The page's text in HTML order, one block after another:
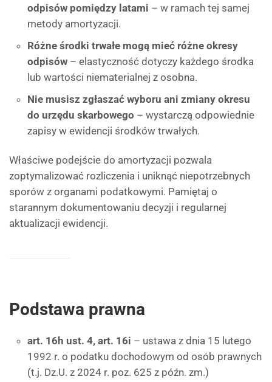
odpisów pomiędzy latami – w ramach tej samej
metody amortyzacji.
Różne środki trwałe mogą mieć różne okresy
odpisów – elastyczność dotyczy każdego środka
lub wartości niematerialnej z osobna.
Nie musisz zgłaszać wyboru ani zmiany okresu
do urzędu skarbowego – wystarczą odpowiednie
zapisy w ewidencji środków trwałych.
Właściwe podejście do amortyzacji pozwala
zoptymalizować rozliczenia i uniknąć niepotrzebnych
sporów z organami podatkowymi. Pamiętaj o
starannym dokumentowaniu decyzji i regularnej
aktualizacji ewidencji.
Podstawa prawna
art. 16h ust. 4, art. 16i – ustawa z dnia 15 lutego
1992 r. o podatku dochodowym od osób prawnych
(t.j. Dz.U. z 2024 r. poz. 625 z późn. zm.)